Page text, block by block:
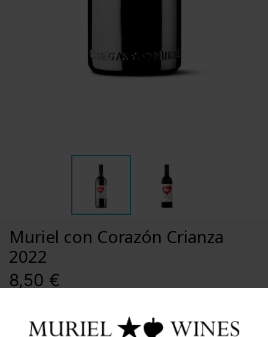
Muriel con Corazón Crianza
2022
8,50 €
Campaña Un Rioja Con Corazón,